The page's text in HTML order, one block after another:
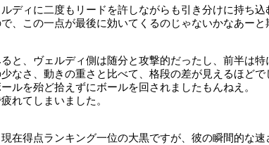
ディに二度もリードを許しながらも引き分けに持ち込
、この一点が最後に効いてくるのじゃないかなあーと
と、ヴェルディ側は随分と攻撃的だったし、前半は特
なさ、動きの重さと比べて、格段の差が見えるほどで
ルを殆ど拾えずにボールを回されましたもんねえ。
れてしまいました。
在得点ランキング一位の大黒ですが、彼の瞬間的な